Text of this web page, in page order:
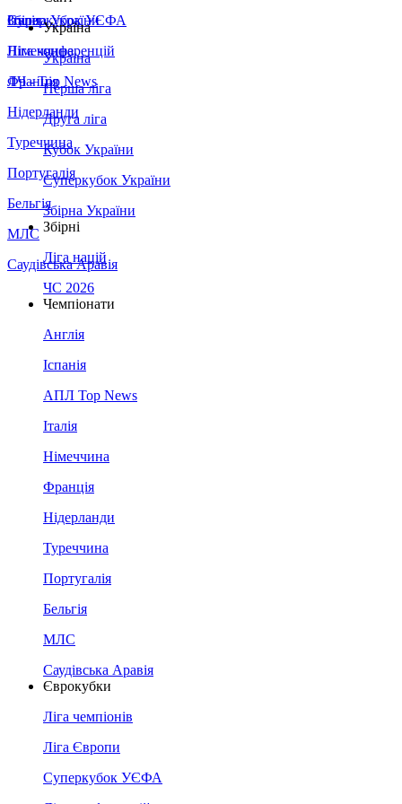
Збірна України
Італія
Німеччина
Франція
Нідерланди
Туреччина
Португалія
Бельгія
МЛС
Саудівська Аравія
Суперкубок УЄФА
Ліга конференцій
ЛЧ - Top News
Україна
Україна
Перша ліга
Друга ліга
Кубок України
Суперкубок України
Збірна України
Збірні
Ліга націй
ЧС 2026
Чемпіонати
Англія
Іспанія
АПЛ Top News
Італія
Німеччина
Франція
Нідерланди
Туреччина
Португалія
Бельгія
МЛС
Саудівська Аравія
Єврокубки
Ліга чемпіонів
Ліга Європи
Суперкубок УЄФА